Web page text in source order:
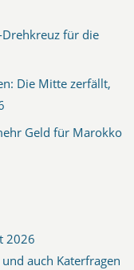
für die
Die Mitte zerfällt,
Geld für Marokko
2026
auch Katerfragen